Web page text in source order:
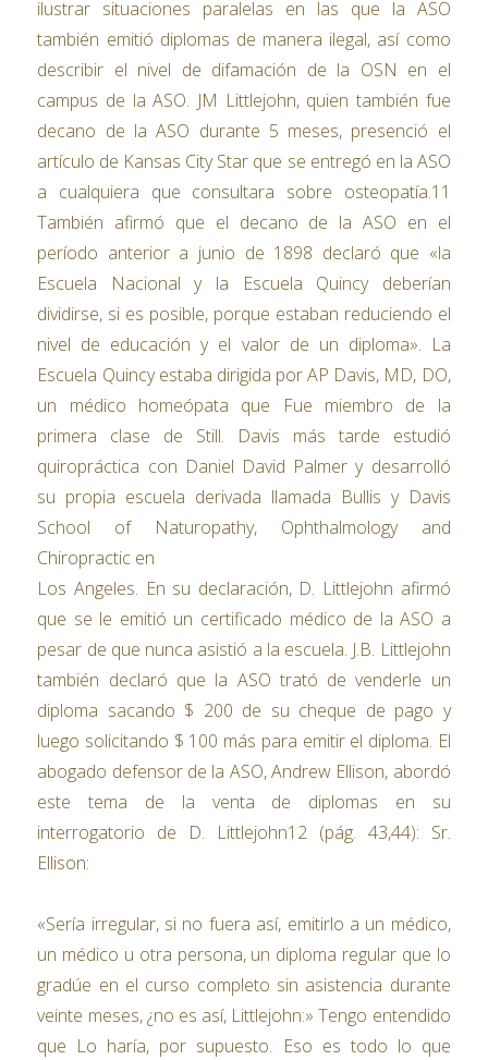
ilustrar situaciones paralelas en las que la ASO
también emitió diplomas de manera ilegal, así como
describir el nivel de difamación de la OSN en el
campus de la ASO. JM Littlejohn, quien también fue
decano de la ASO durante 5 meses, presenció el
artículo de Kansas City Star que se entregó en la ASO
a cualquiera que consultara sobre osteopatía.11
También afirmó que el decano de la ASO en el
período anterior a junio de 1898 declaró que «la
Escuela Nacional y la Escuela Quincy deberían
dividirse, si es posible, porque estaban reduciendo el
nivel de educación y el valor de un diploma». La
Escuela Quincy estaba dirigida por AP Davis, MD, DO,
un médico homeópata que Fue miembro de la
primera clase de Still. Davis más tarde estudió
quiropráctica con Daniel David Palmer y desarrolló
su propia escuela derivada llamada Bullis y Davis
School of Naturopathy, Ophthalmology and
Chiropractic en
Los Angeles. En su declaración, D. Littlejohn afirmó
que se le emitió un certificado médico de la ASO a
pesar de que nunca asistió a la escuela. J.B. Littlejohn
también declaró que la ASO trató de venderle un
diploma sacando $ 200 de su cheque de pago y
luego solicitando $ 100 más para emitir el diploma. El
abogado defensor de la ASO, Andrew Ellison, abordó
este tema de la venta de diplomas en su
interrogatorio de D. Littlejohn12 (pág. 43,44): Sr.
Ellison:
«Sería irregular, si no fuera así, emitirlo a un médico,
un médico u otra persona, un diploma regular que lo
gradúe en el curso completo sin asistencia durante
veinte meses, ¿no es así, Littlejohn:» Tengo entendido
que Lo haría, por supuesto. Eso es todo lo que